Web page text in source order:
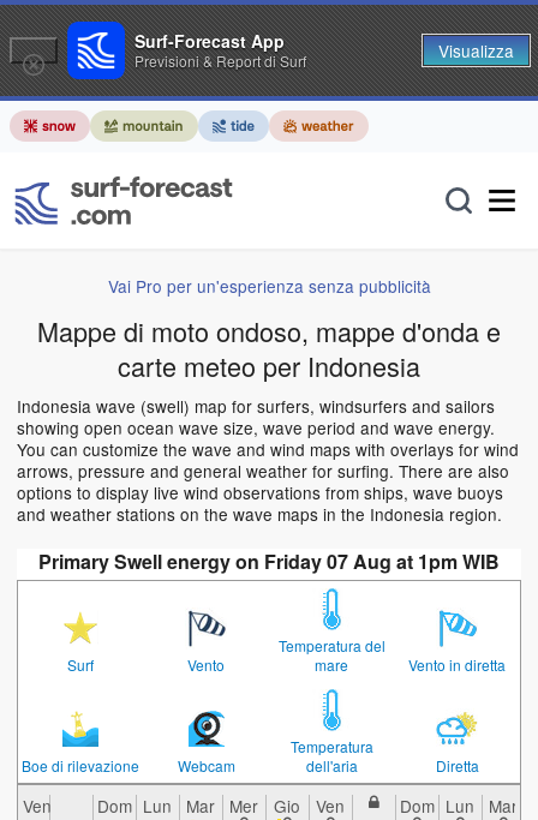
Vai Pro per un'esperienza senza pubblicità
Mappe di moto ondoso, mappe d'onda e
carte meteo per Indonesia
Indonesia wave (swell) map for surfers, windsurfers and sailors
showing open ocean wave size, wave period and wave energy.
You can customize the wave and wind maps with overlays for wind
arrows, pressure and general weather for surfing. There are also
options to display live wind observations from ships, wave buoys
and weather stations on the wave maps in the Indonesia region.
Primary Swell energy on Friday 07 Aug at 1pm WIB
Surf Vento
Temperatura del
mare
Vento in diretta
Boe di rilevazione Webcam
Temperatura
dell'aria
Diretta
Ven Dom Lun Mar Mer Gio Ven Dom Lun Mar
Surf-Forecast App
Previsioni & Report di Surf Visualizza